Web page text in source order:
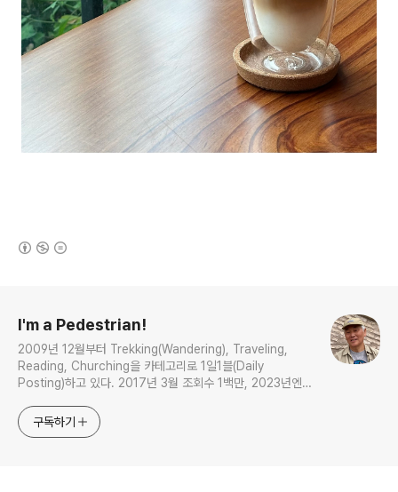
I'm a Pedestrian!
2009년 12월부터 Trekking(Wandering), Traveling,
Reading, Churching을 카테고리로 1일1블(Daily
Posting)하고 있다. 2017년 3월 조회수 1백만, 2023년엔
구독하기